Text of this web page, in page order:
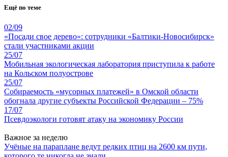
Ещё по теме
02/09
«Посади свое дерево»: сотрудники «Балтики-Новосибирск»
стали участниками акции
25/07
Мобильная экологическая лаборатория приступила к работе
на Кольском полуострове
25/07
Собираемость «мусорных платежей» в Омской области
обогнала другие субъекты Российской Федерации – 75%
17/07
Псевдоэкологи готовят атаку на экономику России
Важное за неделю
Учёные на параплане ведут редких птиц на 2600 км пути,